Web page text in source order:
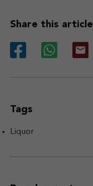
Share this article
Tags
Liquor